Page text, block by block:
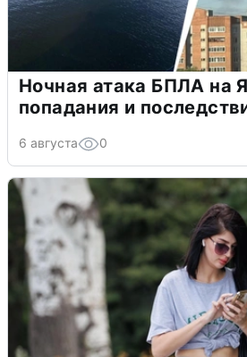
Ночная атака БПЛА на
попадания и
6 августа 0